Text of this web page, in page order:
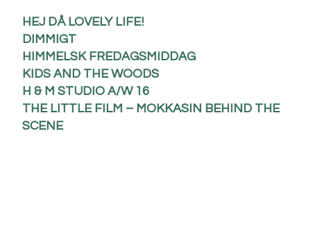
HEJ DÅ LOVELY LIFE!
DIMMIGT
HIMMELSK FREDAGSMIDDAG
KIDS AND THE WOODS
H & M STUDIO A/W 16
THE LITTLE FILM – MOKKASIN BEHIND THE
SCENE